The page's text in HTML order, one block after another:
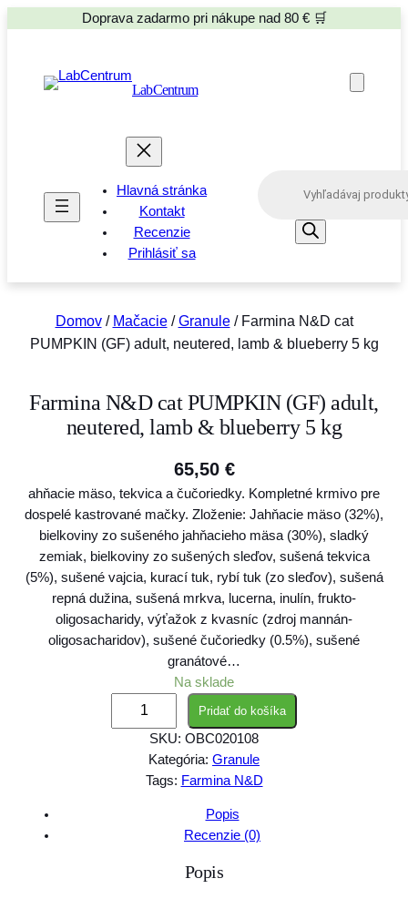
Doprava zadarmo pri nákupe nad 80 € 🛒
LabCentrum
Hlavná stránka
Kontakt
Recenzie
Prihlásiť sa
s
e
r
Domov/ Mačacie/Granule/ Farmina N&D cat
PUMPKIN (GF) adult, neutered, lamb & blueberry 5 kg
Farmina N&D cat PUMPKIN (GF) adult,
neutered, lamb & blueberry 5 kg
65,50 €
ahňacie mäso, tekvica a čučoriedky. Kompletné krmivo pre
dospelé kastrované mačky. Zloženie: Jahňacie mäso (32%),
bielkoviny zo sušeného jahňacieho mäsa (30%), sladký
zemiak, bielkoviny zo sušených sleďov, sušená tekvica
(5%), sušené vajcia, kurací tuk, rybí tuk (zo sleďov), sušená
repná dužina, sušená mrkva, lucerna, inulín, frukto-
oligosacharidy, výťažok z kvasníc (zdroj mannán-
oligosacharidov), sušené čučoriedky (0.5%), sušené
granátové…
Na sklade
Pridať do košíka
SKU: OBC020108
Kategória: Granule
Tags: Farmina N&D
Popis
Recenzie (0)
Popis